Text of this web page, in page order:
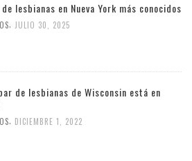
lesbianas en Nueva York más conocidos
JULIO 30, 2025
de lesbianas de Wisconsin está en
DICIEMBRE 1, 2022